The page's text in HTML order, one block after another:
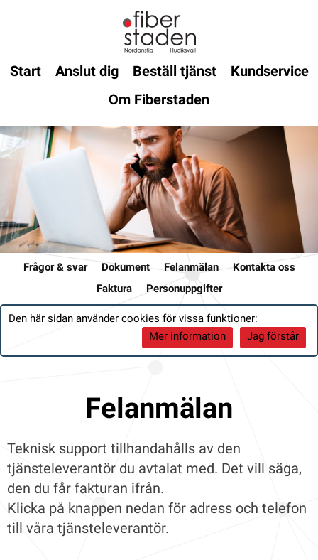
Start Anslut dig Beställ tjänst
Kundservice
Om Fiberstaden
Frågor & svar Dokument Felanmälan
Kontakta oss
Faktura
Personuppgifter
Den här sidan använder cookies för vissa funktioner:
Jag förstår
Mer information
Felanmälan
Teknisk support tillhandahålls av den
tjänsteleverantör du avtalat med. Det vill säga,
den du får fakturan ifrån.
Klicka på knappen nedan för adress och telefon
till våra tjänsteleverantör.